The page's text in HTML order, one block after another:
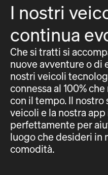
I nostri
continua
Che si tratti si
nuove avventure o
nostri veicoli
connessa al 100%
con il tempo. Il
veicoli e la nostra
perfettamente per
luogo che desideri in
comodità.